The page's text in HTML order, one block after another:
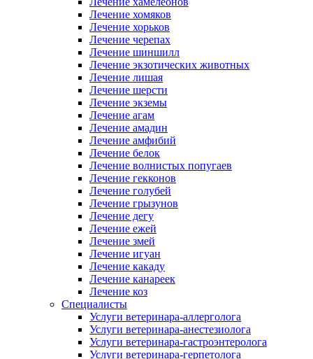
Лечение хомяков
Лечение хорьков
Лечение черепах
Лечение шиншилл
Лечение экзотических животных
Лечение лишая
Лечение шерсти
Лечение экземы
Лечение агам
Лечение амадин
Лечение амфибий
Лечение белок
Лечение волнистых попугаев
Лечение гекконов
Лечение голубей
Лечение грызунов
Лечение дегу
Лечение ежей
Лечение змей
Лечение игуан
Лечение какаду
Лечение канареек
Лечение коз
Специалисты
Услуги ветеринара-аллерголога
Услуги ветеринара-анестезиолога
Услуги ветеринара-гастроэнтеролога
Услуги ветеринара-герпетолога